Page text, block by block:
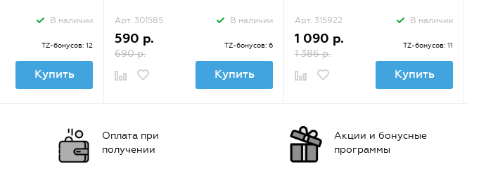
В наличии
TZ-бонусов: 12
Купить
Арт. 301585 В наличии
590 р.
690 р.
TZ-бонусов: 6
Купить
Арт. 315922 В наличии
1 090 р.
1 386 р.
TZ-бонусов: 11
Купить
Оплата при
получении
Акции и бонусные
программы